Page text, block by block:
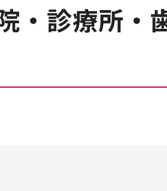
・診療所・